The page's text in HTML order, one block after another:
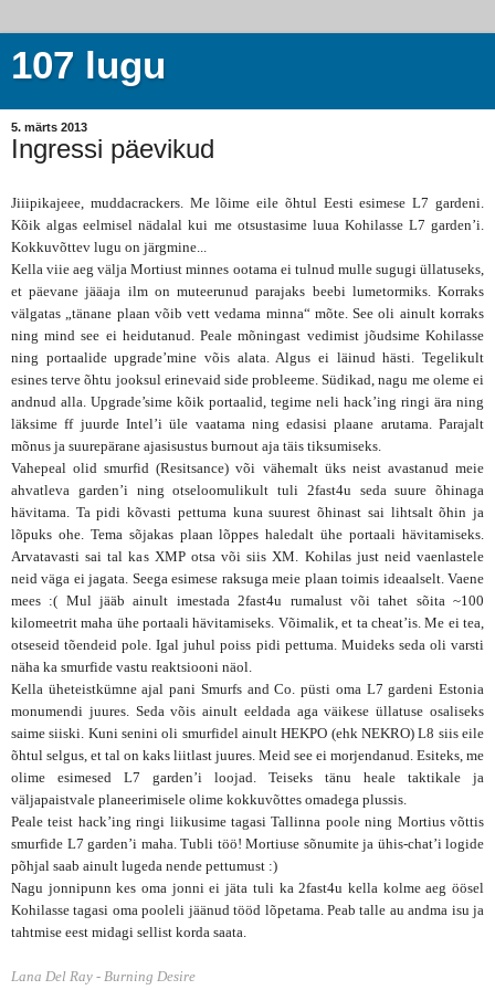
107 lugu
5. märts 2013
Ingressi päevikud
Jiiipikajeee, muddacrackers. Me lõime eile õhtul Eesti esimese L7 gardeni.
Kõik algas eelmisel nädalal kui me otsustasime luua Kohilasse L7 garden’i.
Kokkuvõttev lugu on järgmine...
Kella viie aeg välja Mortiust minnes ootama ei tulnud mulle sugugi üllatuseks,
et päevane jääaja ilm on muteerunud parajaks beebi lumetormiks. Korraks
välgatas „tänane plaan võib vett vedama minna“ mõte. See oli ainult korraks
ning mind see ei heidutanud. Peale mõningast vedimist jõudsime Kohilasse
ning portaalide upgrade’mine võis alata. Algus ei läinud hästi. Tegelikult
esines terve õhtu jooksul erinevaid side probleeme. Südikad, nagu me oleme ei
andnud alla. Upgrade’sime kõik portaalid, tegime neli hack’ing ringi ära ning
läksime ff juurde Intel’i üle vaatama ning edasisi plaane arutama. Parajalt
mõnus ja suurepärane ajasisustus burnout aja täis tiksumiseks.
Vahepeal olid smurfid (Resitsance) või vähemalt üks neist avastanud meie
ahvatleva garden’i ning otseloomulikult tuli 2fast4u seda suure õhinaga
hävitama. Ta pidi kõvasti pettuma kuna suurest õhinast sai lihtsaltõhin ja
lõpuks ohe. Tema sõjakas plaan lõppes haledalt ühe portaali hävitamiseks.
Arvatavasti sai tal kas XMP otsa või siis XM. Kohilas just neid vaenlastele
neid väga ei jagata. Seega esimese raksuga meie plaan toimis ideaalselt. Vaene
mees :( Mul jääb ainult imestada 2fast4u rumalust või tahet sõita ~100
kilomeetrit maha ühe portaali hävitamiseks. Võimalik, et ta cheat’is. Me ei tea,
otseseid tõendeid pole. Igal juhul poiss pidi pettuma. Muideks seda oli varsti
näha ka smurfide vastu reaktsiooni näol.
Kella üheteistkümne ajal pani Smurfs and Co. püsti oma L7 gardeni Estonia
monumendi juures. Seda võis ainult eeldada aga väikese üllatuse osaliseks
saime siiski. Kuni senini oli smurfidel ainult HEKPO (ehk NEKRO) L8 siis eile
õhtul selgus, et tal on kaks liitlast juures. Meid see ei morjendanud. Esiteks, me
olime esimesed L7 garden’i loojad. Teiseks tänu heale taktikale ja
väljapaistvale planeerimisele olime kokkuvõttes omadega plussis.
Peale teist hack’ing ringi liikusime tagasi Tallinna poole ning Mortius võttis
smurfide L7 garden’i maha. Tubli töö! Mortiuse sõnumite ja ühis-chat’i logide
põhjal saab ainult lugeda nende pettumust :)
Nagu jonnipunn kes oma jonni ei jäta tuli ka 2fast4u kella kolme aeg öösel
Kohilasse tagasi oma pooleli jäänud tööd lõpetama. Peab talle au andma isu ja
tahtmise eest midagi sellist korda saata.
Lana Del Ray - Burning Desire